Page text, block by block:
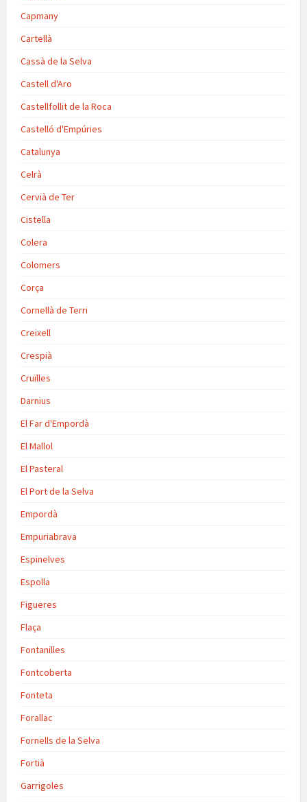
Capmany
Cartellà
Cassà de la Selva
Castell d'Aro
Castellfollit de la Roca
Castelló d'Empúries
Catalunya
Celrà
Cervià de Ter
Cistella
Colera
Colomers
Corça
Cornellà de Terri
Creixell
Crespià
Cruïlles
Darnius
El Far d'Empordà
El Mallol
El Pasteral
El Port de la Selva
Empordà
Empuriabrava
Espinelves
Espolla
Figueres
Flaça
Fontanilles
Fontcoberta
Fonteta
Forallac
Fornells de la Selva
Fortià
Garrigoles